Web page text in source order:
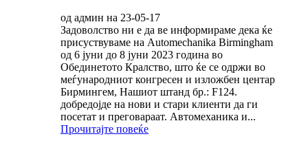
од админ на 23-05-17
Задоволство ни е да ве информираме дека ќе
присуствуваме на Automechanika Birmingham
од 6 јуни до 8 јуни 2023 година во
Обединетото Кралство, што ќе се одржи во
меѓународниот конгресен и изложбен центар
Бирмингем, Нашиот штанд бр.: F124.
добредојде на нови и стари клиенти да ги
посетат и преговараат. Автомеханика и...
Прочитајте повеќе